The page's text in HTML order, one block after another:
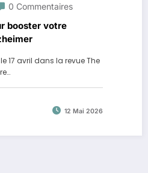
0 Commentaires
booster votre
17 avril dans la revue The
12 Mai 2026